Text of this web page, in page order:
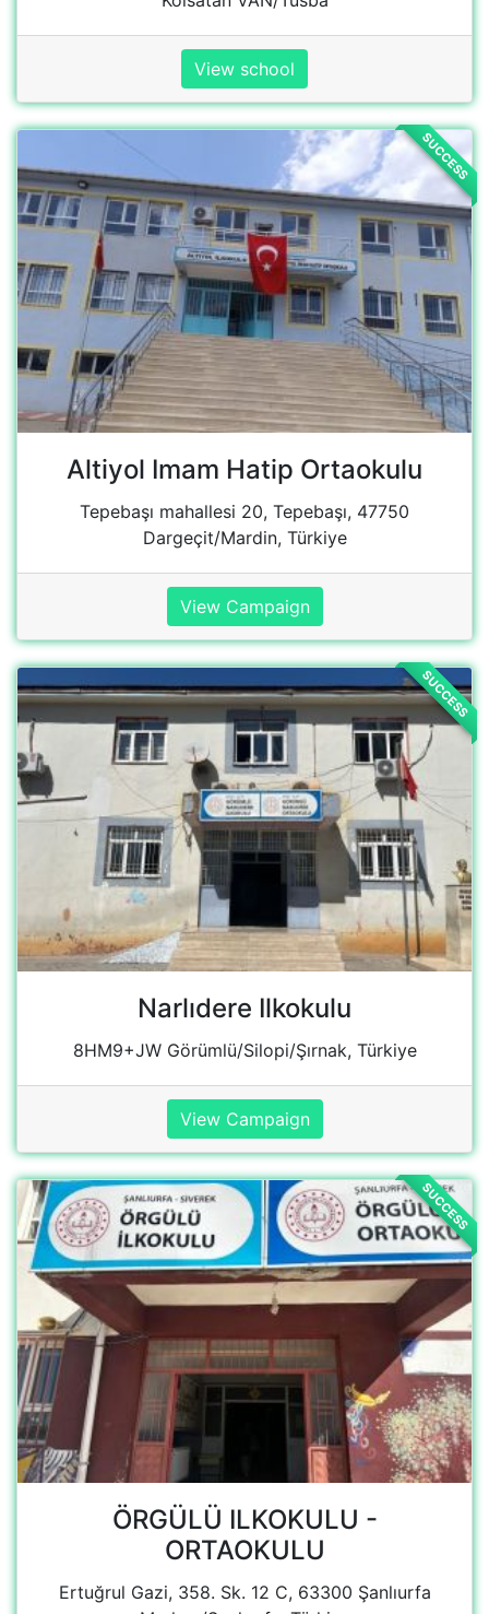
Altiyol Imam Hatip Ortaokulu
Tepebaşı mahallesi 20, Tepebaşı, 47750
Dargeçit/Mardin, Türkiye
View Campaign
SUCCESS
Narlıdere Ilkokulu
8HM9+JW Görümlü/Silopi/Şırnak, Türkiye
View Campaign
SUCCESS
ÖRGÜLÜ ILKOKULU -
ORTAOKULU
Ertuğrul Gazi, 358. Sk. 12 C, 63300 Şanlıurfa
Merkez/Şanlıurfa, Türkiye
View Campaign
SUCCESS